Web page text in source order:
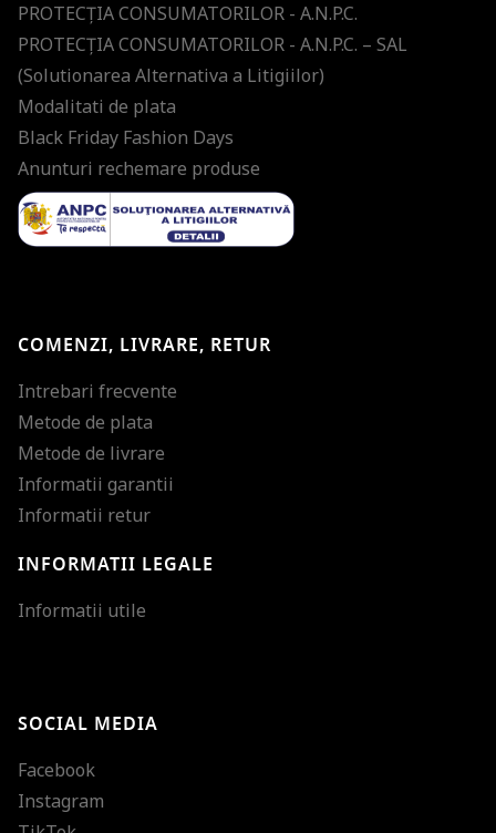
PROTECŢIA CONSUMATORILOR - A.N.P.C.
PROTECŢIA CONSUMATORILOR - A.N.P.C. – SAL
(Solutionarea Alternativa a Litigiilor)
Modalitati de plata
Black Friday Fashion Days
Anunturi rechemare produse
COMENZI, LIVRARE, RETUR
Intrebari frecvente
Metode de plata
Metode de livrare
Informatii garantii
Informatii retur
INFORMATII LEGALE
Informatii utile
SOCIAL MEDIA
Facebook
Instagram